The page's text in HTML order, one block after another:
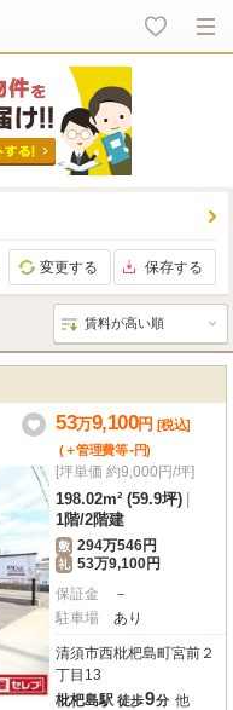
変更する 保存する
53万9,100円 [税込]
(＋管理費等-円)
[坪単価 約9,000円/坪]
198.02m² (59.9坪)
1階/2階建
敷 294万546円
礼 53万9,100円
保証金
－
駐車場
あり
清須市西枇杷島町宮前２
丁目13
枇杷島駅 徒歩9分 他